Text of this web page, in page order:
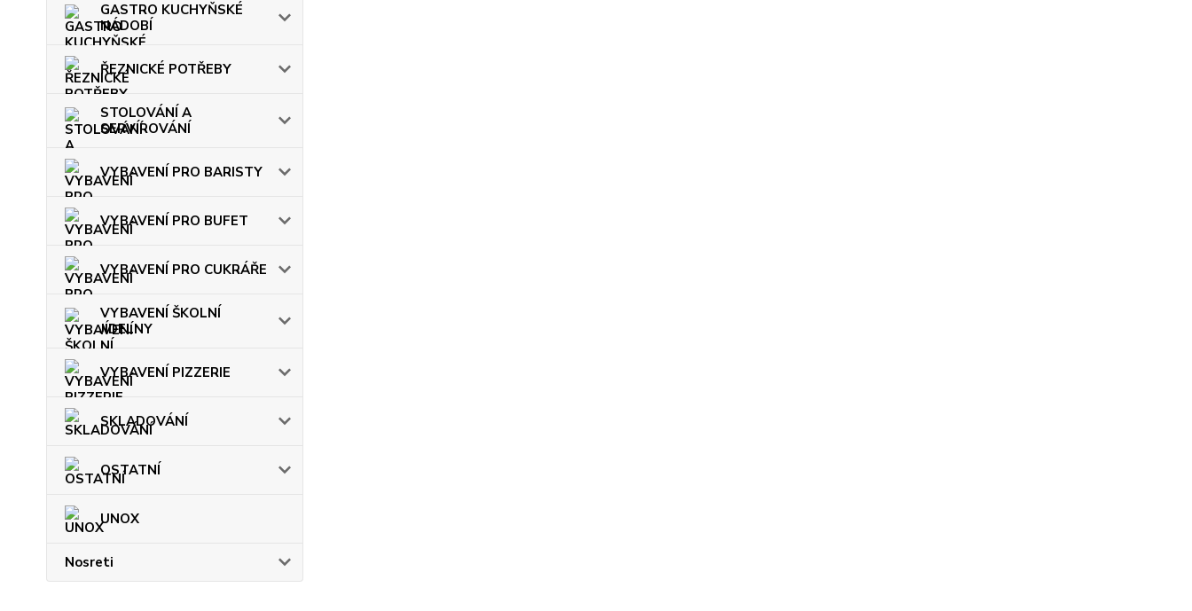
GASTRO KUCHYŇSKÉ
NÁDOBÍ
ŘEZNICKÉ POTŘEBY
STOLOVÁNÍ A
SERVÍROVÁNÍ
VYBAVENÍ PRO BARISTY
VYBAVENÍ PRO BUFET
VYBAVENÍ PRO CUKRÁŘE
VYBAVENÍ ŠKOLNÍ
JÍDELNY
VYBAVENÍ PIZZERIE
SKLADOVÁNÍ
OSTATNÍ
UNOX
Nosreti